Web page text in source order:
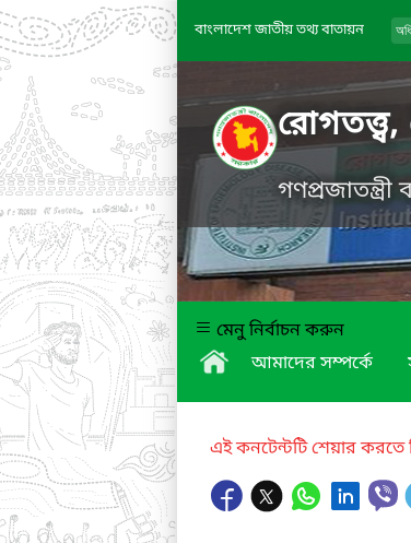
বাংলাদেশ জাতীয় তথ্য বাতায়ন
মেনু নির্বাচন করুন
আমাদের সম্পর্কে
এই কনটেন্টটি শেয়ার